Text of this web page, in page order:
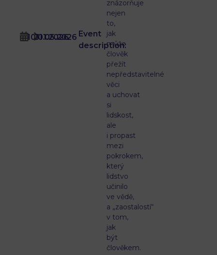
10.01.2026
31.05.2026 Event
description:
znázorňuje
nejen
to,
jak
může
člověk
přežít
nepředstavitelné
věci
a uchovat
si
lidskost,
ale
i propast
mezi
pokrokem,
který
lidstvo
učinilo
ve vědě,
a „zaostalostí“
v tom,
jak
být
člověkem.